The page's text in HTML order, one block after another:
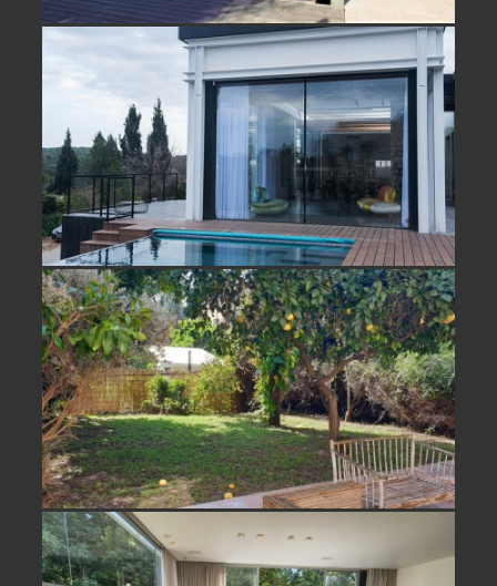
להשכרה בעמיקם בית נופש חלומי
למכירה/ השכרה בחופית וילה מקסימה-
נמכר
להשכרה במושב נווה ירק בית פרטי
יוקרתי ונדיר- הושכר